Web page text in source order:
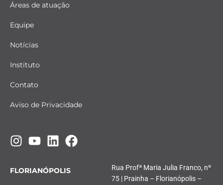
Áreas de atuação
Equipe
Notícias
Instituto
Contato
Aviso de Privacidade
FLORIANÓPOLIS
Rua Profª Maria Julia Franco, nº
75 | Prainha – Florianópolis –